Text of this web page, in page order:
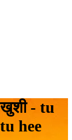
खुशी - tu
hee